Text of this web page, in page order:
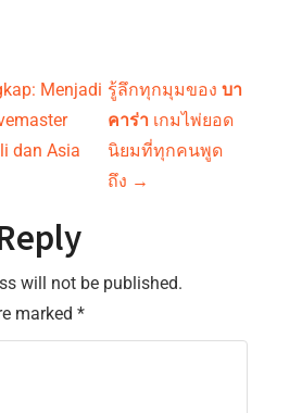
Menjadi
dan Asia
รู้ลึกทุกมุมของ บา
คาร่าเกมไพ่ยอด
นิยมที่ทุกคนพูด
ถึง →
will not be published.
marked *